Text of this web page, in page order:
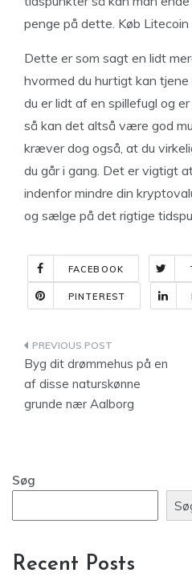
penge på dette. Køb
Dette er som sagt en lidt
hvormed du hurtigt kan
du er lidt af en spillefugl og
så kan det altså være god
kræver dog også, at du
du går i gang. Det er vigtigt
indenfor mindre din
og sælge på det rigtige
FACEBOOK
PINTEREST
Indlægsnavigation
Byg dit drømmehus på en
af disse naturskønne
grunde nær Aalborg
Søg
Recent Posts